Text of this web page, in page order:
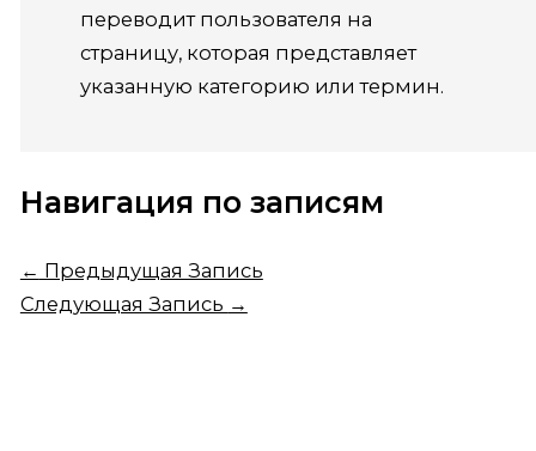
переводит пользователя на
страницу, которая представляет
указанную категорию или термин.
Навигация по записям
← Предыдущая Запись
Следующая Запись →